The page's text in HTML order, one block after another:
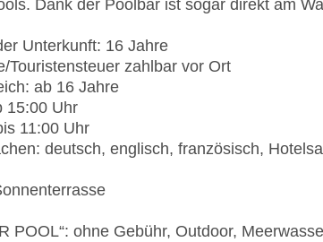
Dank der Poolbar ist sogar direkt am
Unterkunft: 16 Jahre
Touristensteuer zahlbar vor Ort
ab 16 Jahre
15:00 Uhr
11:00 Uhr
deutsch, englisch, französisch,
POOL“: ohne Gebühr, Outdoor,